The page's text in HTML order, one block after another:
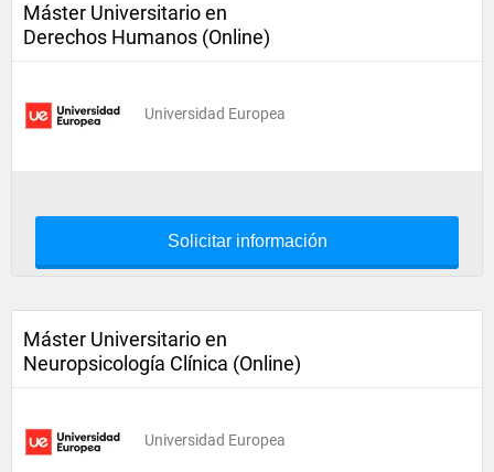
Máster Universitario en
Derechos Humanos (Online)
Universidad Europea
Solicitar información
Máster Universitario en
Neuropsicología Clínica (Online)
Universidad Europea